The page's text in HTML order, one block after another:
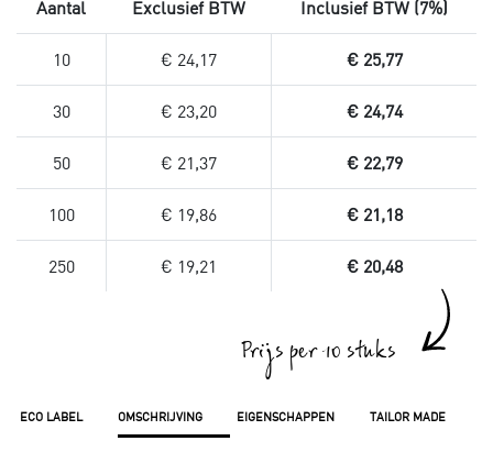
ECO LABEL OMSCHRIJVING EIGENSCHAPPEN TAILOR MADE
Aantal Exclusief BTW Inclusief BTW (7%)
10 € 24,17 € 25,77
30 € 23,20 € 24,74
50 € 21,37 € 22,79
100 € 19,86 € 21,18
250 € 19,21 € 20,48
Prijs per 10 stuks